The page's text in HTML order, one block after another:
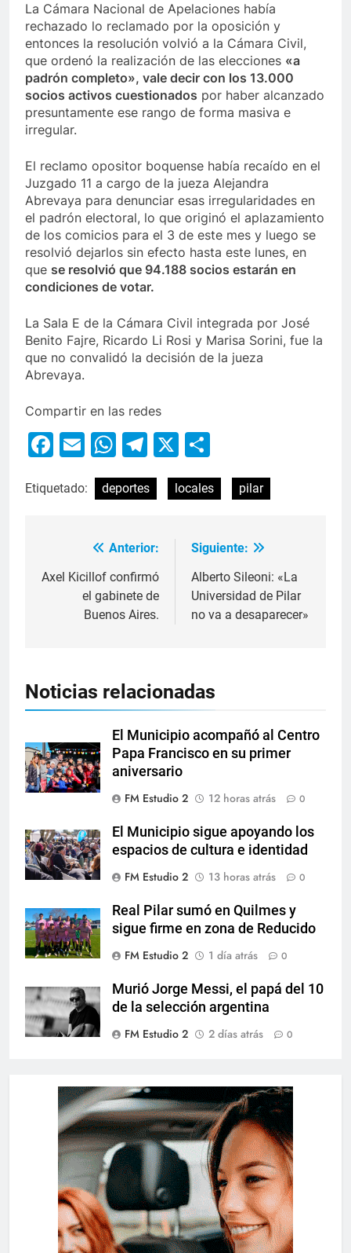
La Cámara Nacional de Apelaciones había
rechazado lo reclamado por la oposición y
entonces la resolución volvió a la Cámara Civil,
que ordenó la realización de las elecciones «a
padrón completo», vale decir con los 13.000
socios activos cuestionados por haber alcanzado
presuntamente ese rango de forma masiva e
irregular.
El reclamo opositor boquense había recaído en el
Juzgado 11 a cargo de la jueza Alejandra
Abrevaya para denunciar esas irregularidades en
el padrón electoral, lo que originó el aplazamiento
de los comicios para el 3 de este mes y luego se
resolvió dejarlos sin efecto hasta este lunes, en
que se resolvió que 94.188 socios estarán en
condiciones de votar.
La Sala E de la Cámara Civil integrada por José
Benito Fajre, Ricardo Li Rosi y Marisa Sorini, fue la
que no convalidó la decisión de la jueza
Abrevaya.
Compartir en las redes
Facebook
EmailWhatsApp
Telegram
X
Etiquetado: deportes locales pilar
Anterior:
Axel Kicillof confirmó
el gabinete de
Buenos Aires.
Siguiente:
Alberto Sileoni: «La
Universidad de Pilar
no va a desaparecer»
Noticias relacionadas
El Municipio acompañó al Centro
Papa Francisco en su primer
aniversario
FM Estudio 2
12 horas atrás 0
El Municipio sigue apoyando los
espacios de cultura e identidad
FM Estudio 2
13 horas atrás 0
Real Pilar sumó en Quilmes y
sigue firme en zona de Reducido
FM Estudio 2
1 día atrás 0
Murió Jorge Messi, el papá del 10
de la selección argentina
FM Estudio 2
2 días atrás 0